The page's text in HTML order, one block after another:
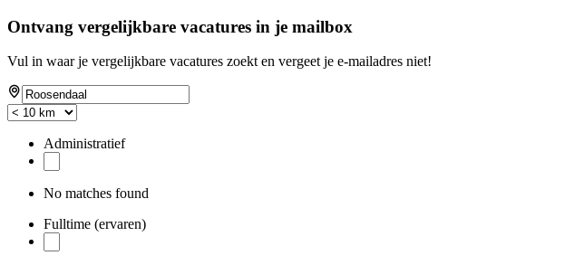
Ontvang vergelijkbare vacatures in je mailbox
Vul in waar je vergelijkbare vacatures zoekt en vergeet je e-mailadres niet!
Administratief
No matches found
Fulltime (ervaren)